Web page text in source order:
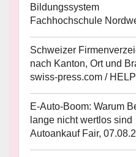
Bildungssystem
Fachhochschule
Schweizer
nach Kanton, Ort und
swiss-press.com /
E-Auto-Boom: Warum
lange nicht wertlos sind
Autoankauf Fair,